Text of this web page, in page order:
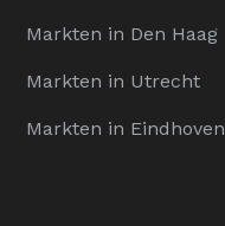
Markten in Den Haag
Markten in Utrecht
Markten in Eindhoven